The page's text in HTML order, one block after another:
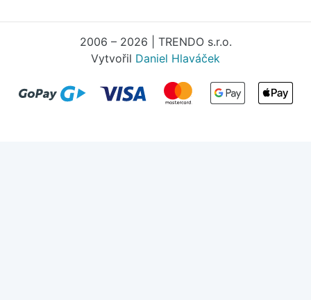
2006 – 2026 | TRENDO s.r.o.
Vytvořil Daniel Hlaváček